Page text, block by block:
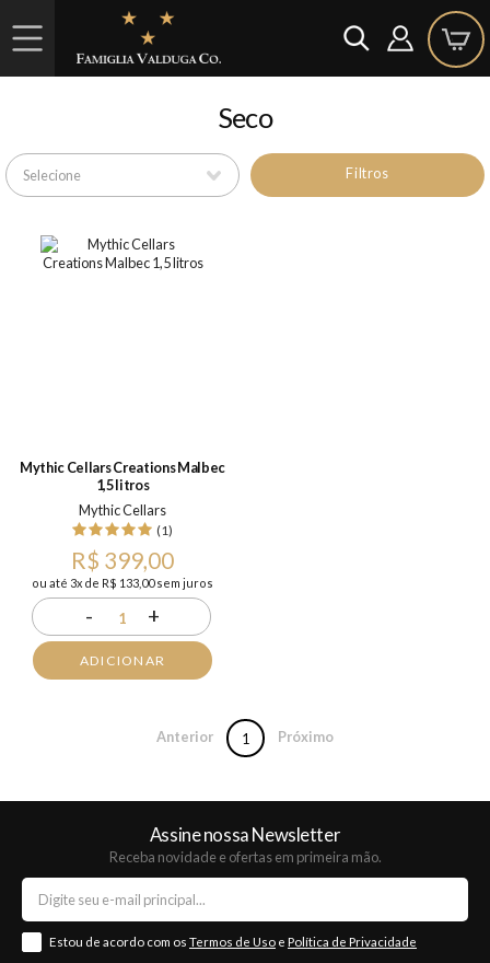
Seco
Filtros
Mythic Cellars Creations Malbec
1,5 litros
Mythic Cellars
(1)
R$ 399,00
ou até 3x de R$ 133,00 sem juros
- 1 +
ADICIONAR
Anterior 1 Próximo
Assine nossa Newsletter
Receba novidade e ofertas em primeira mão.
Estou de acordo com os Termos de Uso e Política de Privacidade